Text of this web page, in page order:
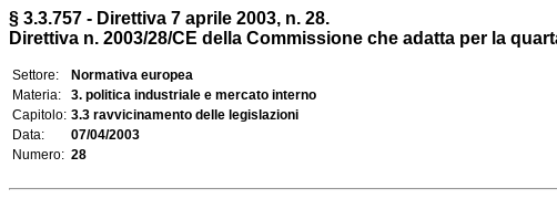
§ 3.3.757 - Direttiva 7 aprile 2003, n. 28.
Direttiva n. 2003/28/CE della Commissione che adatta per la
Settore:
Normativa europea
Materia:
3. politica industriale e mercato interno
Capitolo: 3.3 ravvicinamento delle legislazioni
Data:
07/04/2003
Numero: 28